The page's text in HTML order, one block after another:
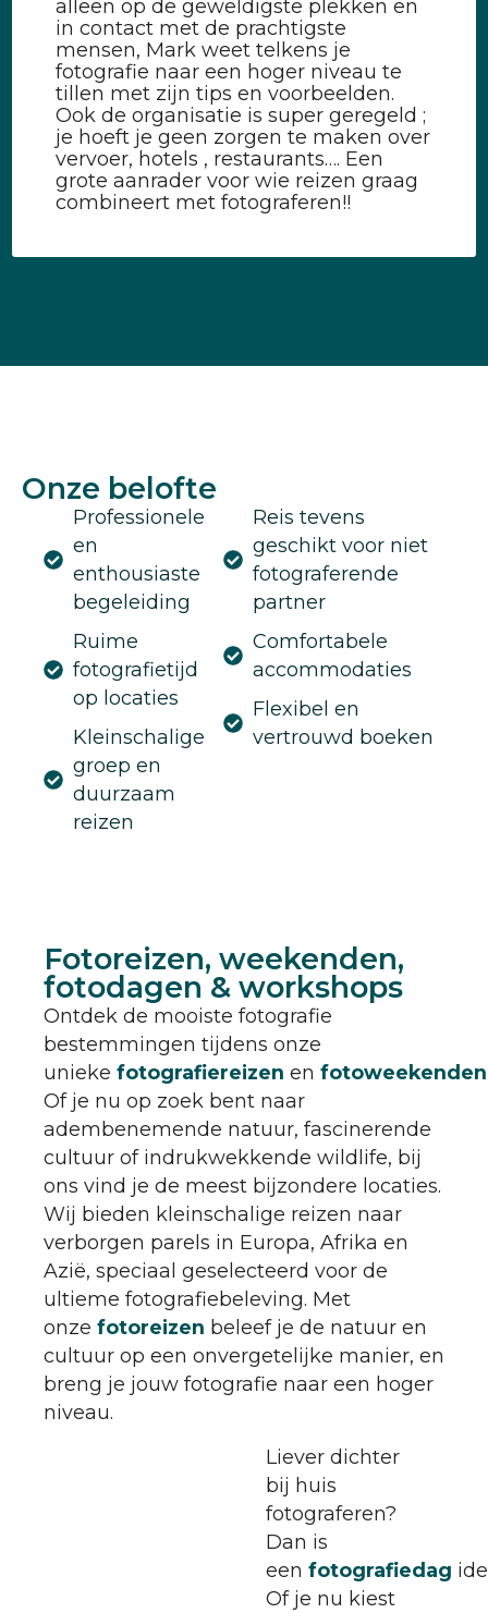
alleen op de geweldigste plekken en
in contact met de prachtigste
mensen, Mark weet telkens je
fotografie naar een hoger niveau te
tillen met zijn tips en voorbeelden.
Ook de organisatie is super geregeld ;
je hoeft je geen zorgen te maken over
vervoer, hotels , restaurants…. Een
grote aanrader voor wie reizen graag
combineert met fotograferen!!
Onze belofte
Professionele
en
enthousiaste
begeleiding
Ruime
fotografietijd
op locaties
Kleinschalige
groep en
duurzaam
reizen
Reis tevens
geschikt voor niet
fotograferende
partner
Comfortabele
accommodaties
Flexibel en
vertrouwd boeken
Fotoreizen, weekenden,
fotodagen & workshops
Ontdek de mooiste fotografie
bestemmingen tijdens onze
unieke fotografiereizen en fotoweekenden
Of je nu op zoek bent naar
adembenemende natuur, fascinerende
cultuur of indrukwekkende wildlife, bij
ons vind je de meest bijzondere locaties.
Wij bieden kleinschalige reizen naar
verborgen parels in Europa, Afrika en
Azië, speciaal geselecteerd voor de
ultieme fotografiebeleving. Met
onze fotoreizen beleef je de natuur en
cultuur op een onvergetelijke manier, en
breng je jouw fotografie naar een hoger
niveau.
Liever dichter
bij huis
fotograferen?
Dan is
een fotografiedag
Of je nu kiest